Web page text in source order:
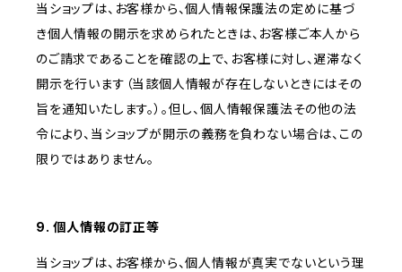
当ショップは、お客様から、個人情報保護法の定めに基づ
き個人情報の開示を求められたときは、お客様ご本人から
のご請求であることを確認の上で、お客様に対し、遅滞なく
開示を行います（当該個人情報が存在しないときにはその
旨を通知いたします。）。但し、個人情報保護法その他の法
令により、当ショップが開示の義務を負わない場合は、この
限りではありません。
9. 個人情報の訂正等
当ショップは、お客様から、個人情報が真実でないという理